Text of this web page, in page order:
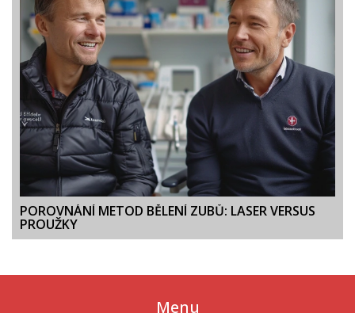
POROVNÁNÍ METOD BĚLENÍ ZUBŮ: LASER VERSUS
PROUŽKY
Menu